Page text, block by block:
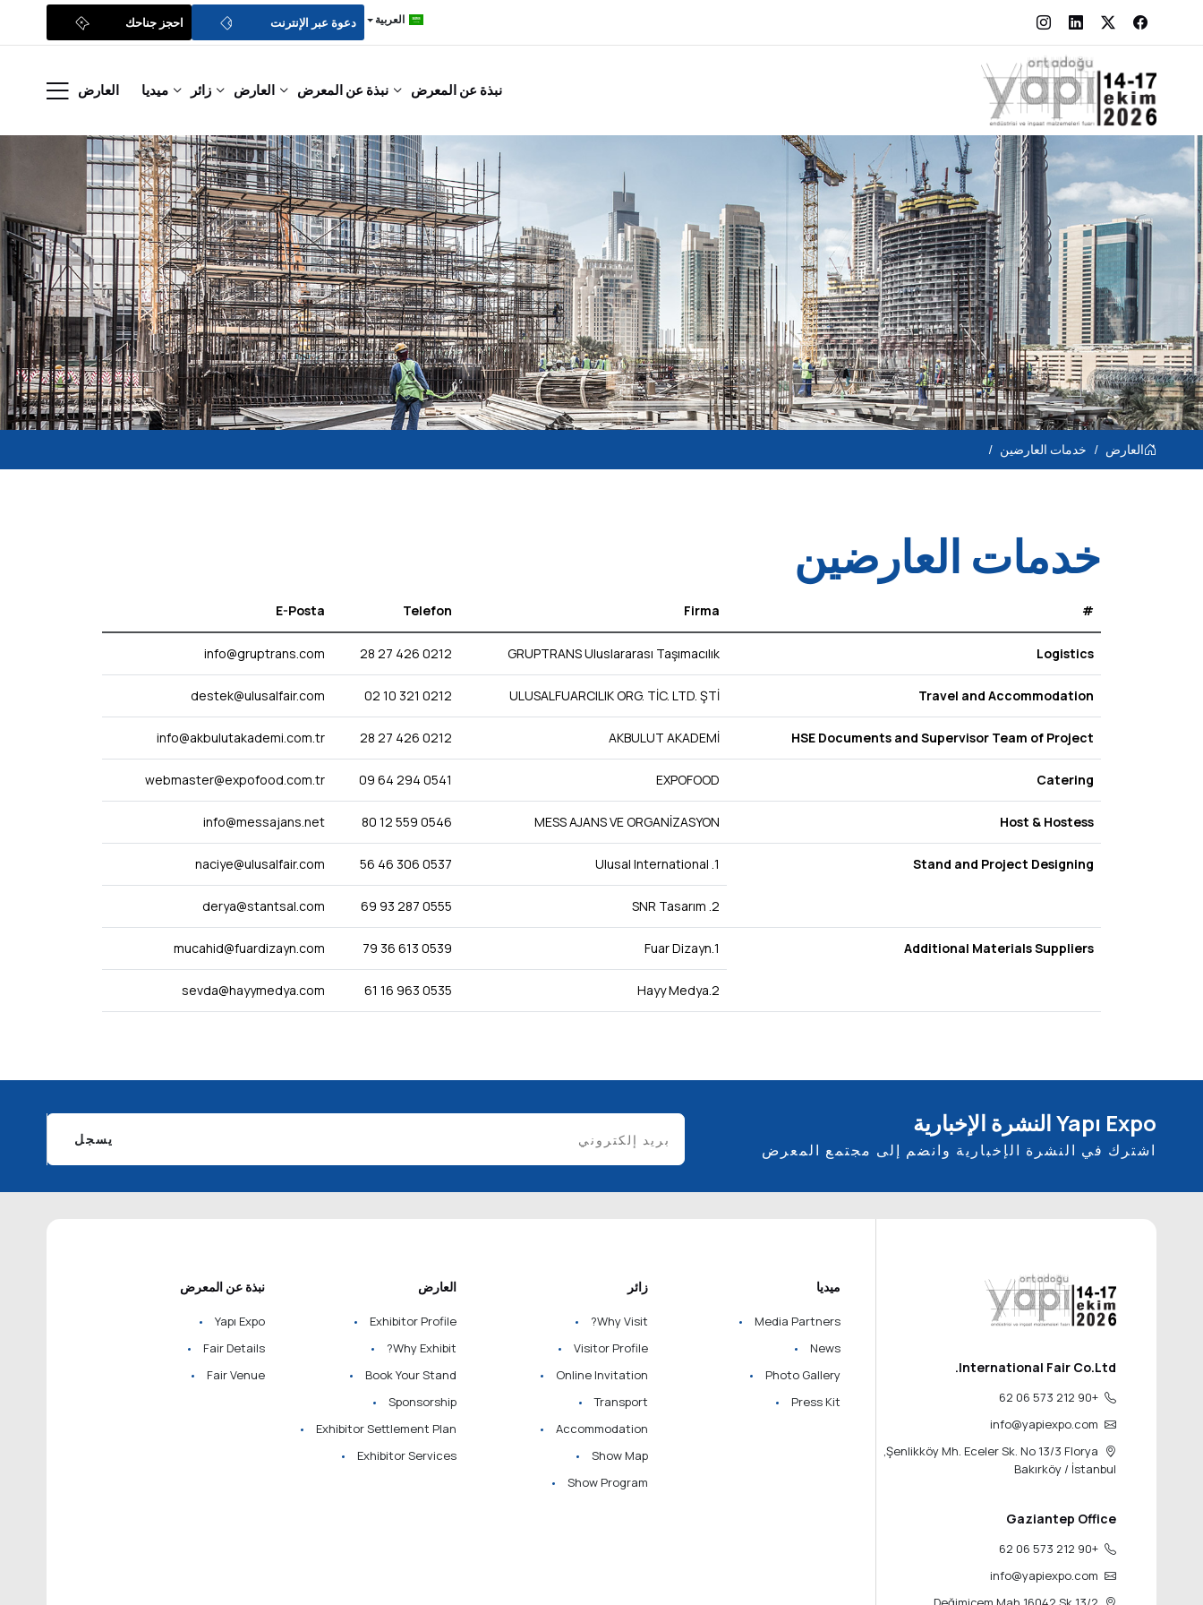
احجز جناحك دعوة عبر الإنترنت العربية
نبذة عن المعرض نبذة عن المعرض العارض زائر ميديا العارض
العارض خدمات العارضين
خدمات العارضين
#
Firma
Telefon
E-Posta
Logistics
GRUPTRANS Uluslararası Taşımacılık
0212 426 27 28
info@gruptrans.com
Travel and Accommodation
ULUSALFUARCILIK ORG. TİC. LTD. ŞTİ
0212 321 10 02
destek@ulusalfair.com
HSE Documents and Supervisor Team of Project
AKBULUT AKADEMİ
0212 426 27 28
info@akbulutakademi.com.tr
Catering
EXPOFOOD
0541 294 64 09
webmaster@expofood.com.tr
Host & Hostess
MESS AJANS VE ORGANİZASYON
0546 559 12 80
info@messajans.net
Stand and Project Designing
1. Ulusal International
0537 306 46 56
naciye@ulusalfair.com
2. SNR Tasarım
0555 287 93 69
derya@stantsal.com
Additional Materials Suppliers
1.Fuar Dizayn
0539 613 36 79
mucahid@fuardizayn.com
2.Hayy Medya
0535 963 16 61
sevda@hayymedya.com
Yapı Expo النشرة الإخبارية
اشترك في النشرة الإخبارية وانضم إلى مجتمع المعرض
يسجل
International Fair Co.Ltd.
+90 212 573 06 62
info@yapiexpo.com
Şenlikköy Mh. Eceler Sk. No 13/3 Florya,
Bakırköy / İstanbul
Gaziantep Office
+90 212 573 06 62
info@yapiexpo.com
نبذة عن المعرض
Yapı Expo
Fair Details
Fair Venue
العارض
Exhibitor Profile
Why Exhibit?
Book Your Stand
Sponsorship
Exhibitor Settlement Plan
Exhibitor Services
زائر
Why Visit?
Visitor Profile
Online Invitation
Transport
Accommodation
Show Map
Show Program
ميديا
Media Partners
News
Photo Gallery
Press Kit